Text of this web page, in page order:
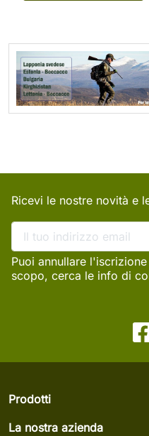
Ricevi le nostre novità e
Puoi annullare
scopo, cerca le info di
Prodotti
La nostra azienda